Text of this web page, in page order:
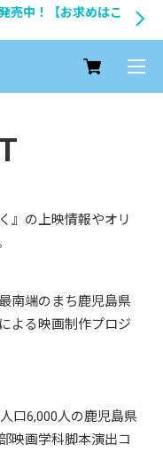
売中！【お求めはこ
』の上映情報やオリ
南端のまち鹿児島県
よる映画制作プロジ
口6,000人の鹿児島県
映画学科脚本演出コ